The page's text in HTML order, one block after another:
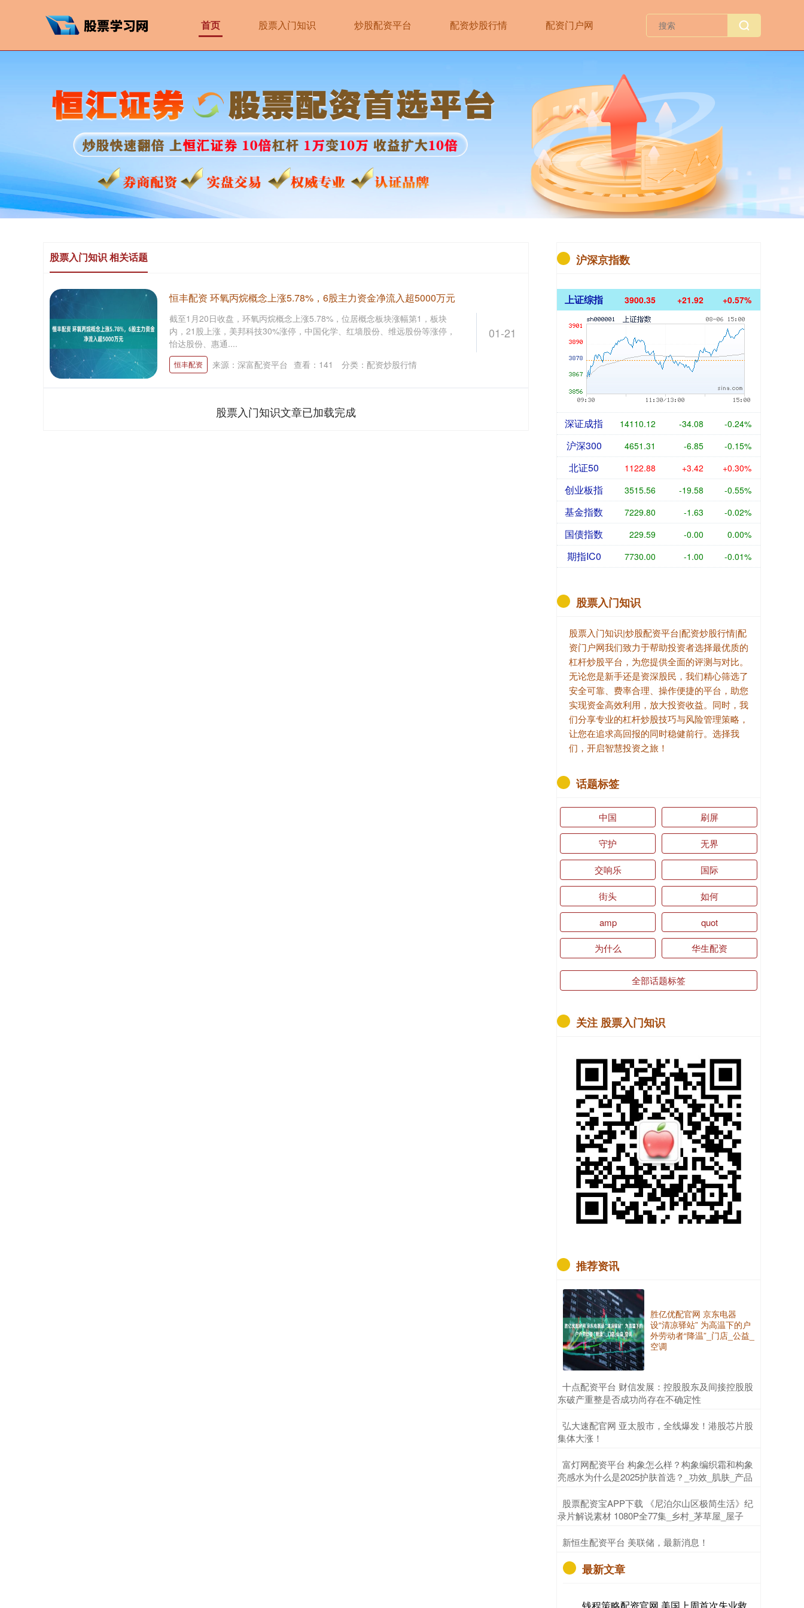
首页 股票入门知识 炒股配资平台 配资炒股行情 配资门户网
股票入门知识 相关话题
01-21
恒丰配资 环氧丙烷概念上涨5.78%，6股主力资金净流入超5000万元
截至1月20日收盘，环氧丙烷概念上涨5.78%，位居概念板块涨幅第1，板块
内，21股上涨，美邦科技30%涨停，中国化学、红墙股份、维远股份等涨停，
怡达股份、惠通....
恒丰配资 来源：深富配资平台 查看： 141 分类： 配资炒股行情
股票入门知识文章已加载完成
沪深京指数
上证综指 3900.35 +21.92 +0.57%
深证成指 14110.12 -34.08 -0.24%
沪深300 4651.31 -6.85 -0.15%
北证50 1122.88 +3.42 +0.30%
创业板指 3515.56 -19.58 -0.55%
基金指数 7229.80 -1.63 -0.02%
国债指数 229.59 -0.00 0.00%
期指IC0 7730.00 -1.00 -0.01%
股票入门知识
股票入门知识|炒股配资平台|配资炒股行情|配
资门户网我们致力于帮助投资者选择最优质的
杠杆炒股平台，为您提供全面的评测与对比。
无论您是新手还是资深股民，我们精心筛选了
安全可靠、费率合理、操作便捷的平台，助您
实现资金高效利用，放大投资收益。同时，我
们分享专业的杠杆炒股技巧与风险管理策略，
让您在追求高回报的同时稳健前行。选择我
们，开启智慧投资之旅！
话题标签
中国 刷屏
守护 无界
交响乐 国际
街头 如何
amp quot
为什么 华生配资
全部话题标签
关注 股票入门知识
推荐资讯
胜亿优配官网 京东电器
设“清凉驿站” 为高温下的户
外劳动者“降温”_门店_公益_
空调
​十点配资平台 财信发展：控股股东及间接控股股
东破产重整是否成功尚存在不确定性
​弘大速配官网 亚太股市，全线爆发！港股芯片股
集体大涨！
​富灯网配资平台 构象怎么样？构象编织霜和构象
亮感水为什么是2025护肤首选？_功效_肌肤_产品
​股票配资宝APP下载 《尼泊尔山区极简生活》纪
录片解说素材 1080P全77集_乡村_茅草屋_屋子
​新恒生配资平台 美联储，最新消息！
最新文章